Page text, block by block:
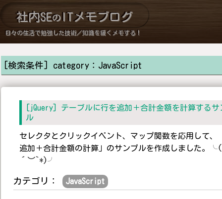
社内SEのITメモブログ
日々の生活で勉強した技術／知識を緩くメモする！
[検索条件] category：JavaScript
[jQuery] テーブルに行を追加＋合計金額を計算するサ
ル
セレクタとクリックイベント、マップ関数を応用して、
追加＋合計金額の計算」のサンプルを作成しました。
´︶`*)╯
カテゴリ： JavaScript